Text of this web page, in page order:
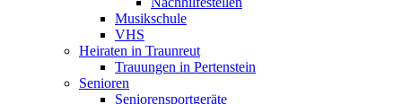
Musikschule
VHS
Heiraten in Traunreut
Trauungen in Pertenstein
Senioren
Seniorensportgeräte